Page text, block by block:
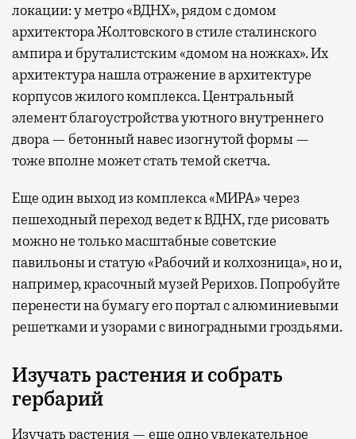
локации: у метро «ВДНХ», рядом с домом
архитектора Жолтовского в стиле сталинского
ампира и бруталистским «домом на ножках». Их
архитектура нашла отражение в архитектуре
корпусов жилого комплекса. Центральный
элемент благоустройства уютного внутреннего
двора — бетонный навес изогнутой формы —
тоже вполне может стать темой скетча.
Еще один выход из комплекса «МИРА» через
пешеходный переход ведет к ВДНХ, где рисовать
можно не только масштабные советские
павильоны и статую «Рабочий и колхозница», но и,
например, красочный музей Рерихов. Попробуйте
перенести на бумагу его портал с алюминиевыми
решетками и узорами с виноградными гроздьями.
Изучать растения и собрать
гербарий
Изучать растения — еще одно увлекательное